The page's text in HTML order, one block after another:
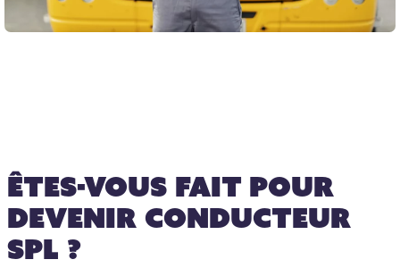
Êtes-vous fait pour
devenir conducteur
SPL ?